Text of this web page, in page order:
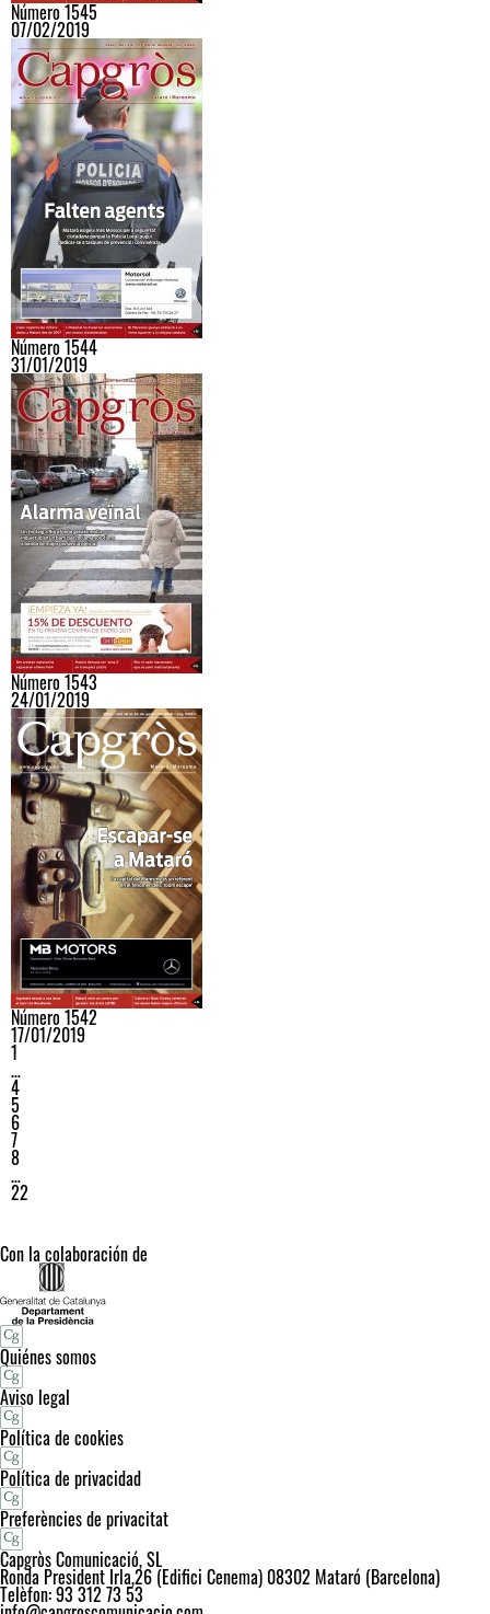
Número 1545
07/02/2019
Número 1544
31/01/2019
Número 1543
24/01/2019
Número 1542
17/01/2019
1
…
4
5
6
7
8
…
22
Con la colaboración de
Quiénes somos
Aviso legal
Política de cookies
Política de privacidad
Preferències de privacitat
Capgròs Comunicació, SL
Ronda President Irla,26 (Edifici Cenema) 08302 Mataró (Barcelona)
Telèfon: 93 312 73 53